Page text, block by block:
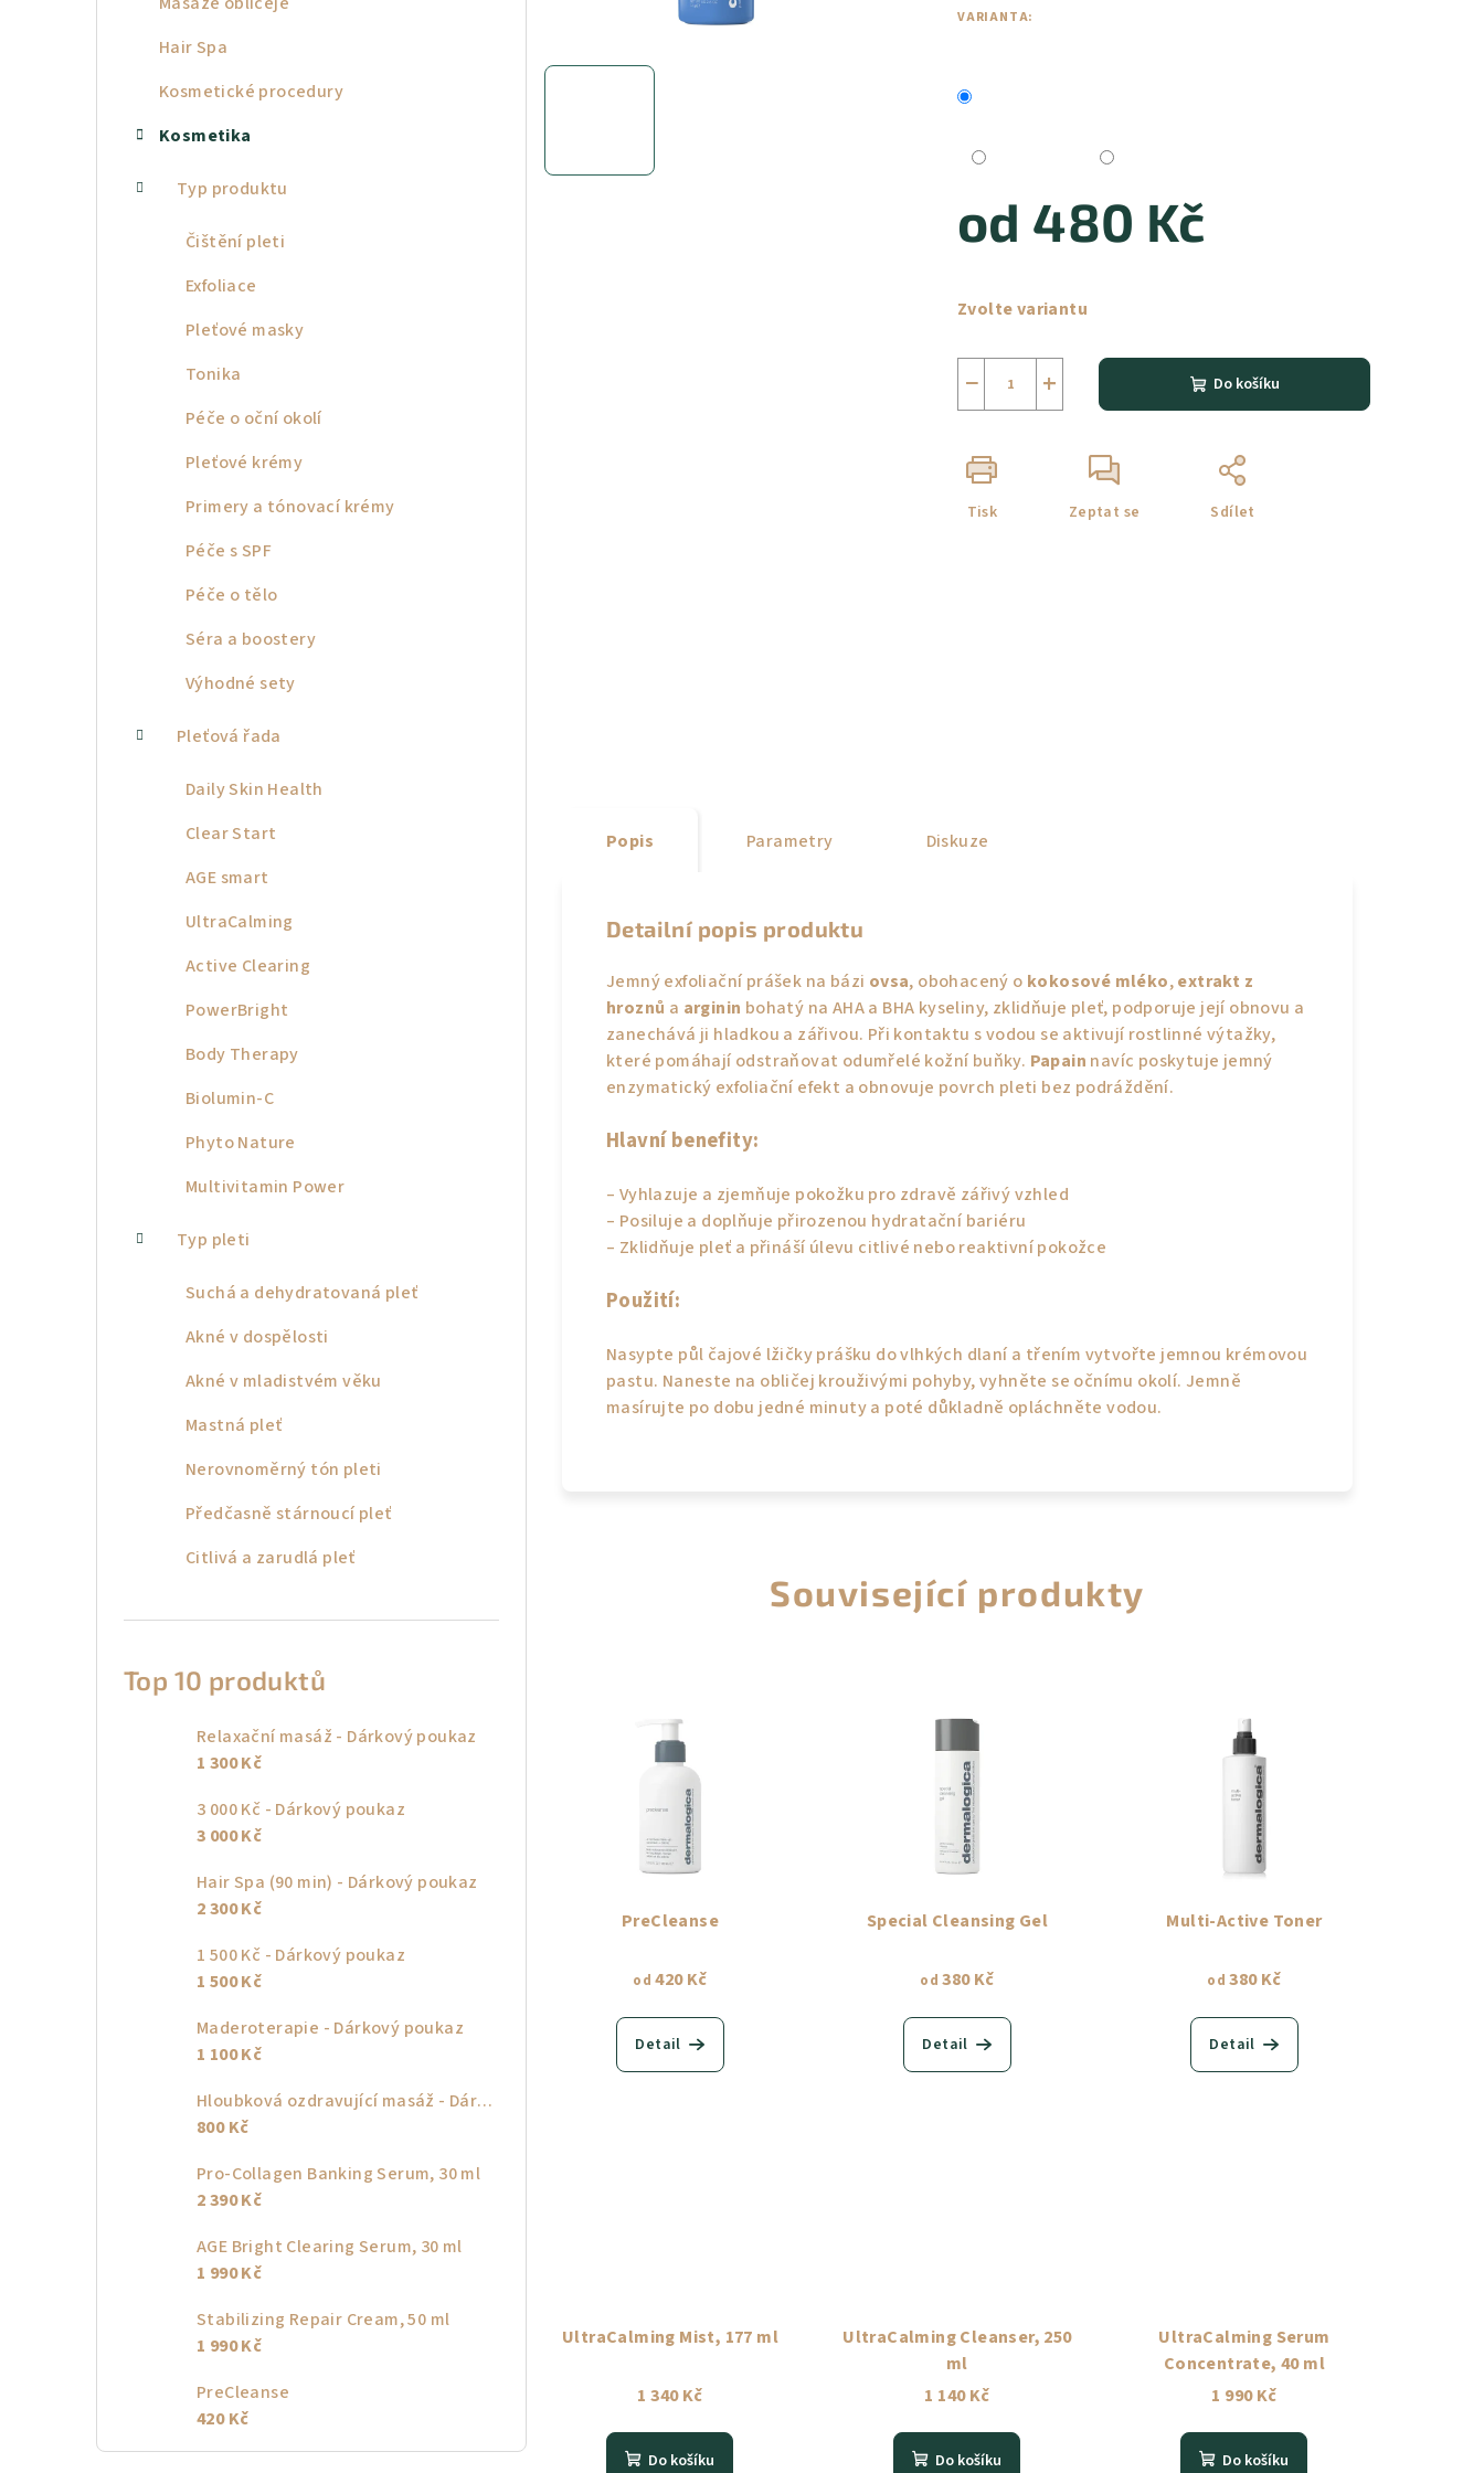
Hair Spa
Kosmetické procedury
Kosmetika
Typ produktu
Čištění pleti
Exfoliace
Pleťové masky
Tonika
Péče o oční okolí
Pleťové krémy
Primery a tónovací krémy
Péče s SPF
Péče o tělo
Séra a boostery
Výhodné sety
Pleťová řada
Daily Skin Health
Clear Start
AGE smart
UltraCalming
Active Clearing
PowerBright
Body Therapy
Biolumin-C
Phyto Nature
Multivitamin Power
Typ pleti
Suchá a dehydratovaná pleť
Akné v dospělosti
Akné v mladistvém věku
Mastná pleť
Nerovnoměrný tón pleti
Předčasně stárnoucí pleť
Citlivá a zarudlá pleť
Top 10 produktů
Relaxační masáž - Dárkový poukaz
1 300 Kč
3 000 Kč - Dárkový poukaz
3 000 Kč
Hair Spa (90 min) - Dárkový poukaz
2 300 Kč
1 500 Kč - Dárkový poukaz
1 500 Kč
Maderoterapie - Dárkový poukaz
1 100 Kč
Hloubková ozdravující masáž - Dárkový poukaz
800 Kč
Pro-Collagen Banking Serum, 30 ml
2 390 Kč
AGE Bright Clearing Serum, 30 ml
1 990 Kč
Stabilizing Repair Cream, 50 ml
1 990 Kč
PreCleanse
420 Kč
VARIANTA:
od 480 Kč
cena:
Zvolte variantu
+
− Do košíku
Tisk Zeptat se Sdílet
Popis Parametry Diskuze
Detailní popis produktu
Jemný exfoliační prášek na bázi ovsa, obohacený o kokosové mléko,extrakt z
hroznů a arginin bohatý na AHA a BHA kyseliny, zklidňuje pleť, podporuje její obnovu a
zanechává ji hladkou a zářivou. Při kontaktu s vodou se aktivují rostlinné výtažky,
které pomáhají odstraňovat odumřelé kožní buňky. Papain navíc poskytuje jemný
enzymatický exfoliační efekt a obnovuje povrch pleti bez podráždění.
Hlavní benefity:
– Vyhlazuje a zjemňuje pokožku pro zdravě zářivý vzhled
– Posiluje a doplňuje přirozenou hydratační bariéru
– Zklidňuje pleť a přináší úlevu citlivé nebo reaktivní pokožce
Použití:
Nasypte půl čajové lžičky prášku do vlhkých dlaní a třením vytvořte jemnou krémovou
pastu. Naneste na obličej krouživými pohyby, vyhněte se očnímu okolí. Jemně
masírujte po dobu jedné minuty a poté důkladně opláchněte vodou.
Související produkty
PreCleanse
od 420 Kč
Detail
Special Cleansing Gel
od 380 Kč
Detail
Multi-Active Toner
od 380 Kč
Detail
UltraCalming Mist, 177 ml
1 340 Kč
Do košíku
UltraCalming Cleanser, 250
ml
1 140 Kč
Do košíku
UltraCalming Serum
Concentrate, 40 ml
1 990 Kč
Do košíku